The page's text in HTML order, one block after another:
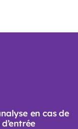
en cas de